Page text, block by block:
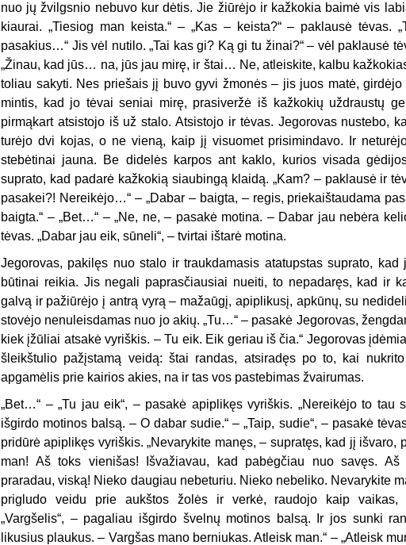
nuo jų žvilgsnio nebuvo kur dėtis. Jie žiūrėjo ir kažkokia baimė vis
kiaurai. „Tiesiog man keista.“ – „Kas – keista?“ – paklausė
pasakius…“ Jis vėl nutilo. „Tai kas gi? Ką gi tu žinai?“ – vėl paklausė
„Žinau, kad jūs… na, jūs jau mirę, ir štai… Ne, atleiskite, kalbu
toliau sakyti. Nes priešais jį buvo gyvi žmonės – jis juos matė,
mintis, kad jo tėvai seniai mirę, prasiveržė iš kažkokių uždraustų
pirmąkart atsistojo iš už stalo. Atsistojo ir tėvas. Jegorovas nustebo,
turėjo dvi kojas, o ne vieną, kaip jį visuomet prisimindavo. Ir
stebėtinai jauna. Be didelės karpos ant kaklo, kurios visada
suprato, kad padarė kažkokią siaubingą klaidą. „Kam? – paklausė ir
pasakei?! Nereikėjo…“ – „Dabar – baigta, – regis, priekaištaudama
baigta.“ – „Bet…“ – „Ne, ne, – pasakė motina. – Dabar jau nebėra
tėvas. „Dabar jau eik, sūneli“, – tvirtai ištarė motina.
Jegorovas, pakilęs nuo stalo ir traukdamasis atatupstas suprato,
būtinai reikia. Jis negali paprasčiausiai nueiti, to nepadaręs, kad ir
galvą ir pažiūrėjo į antrą vyrą – mažaūgį, apiplikusį, apkūnų, su
stovėjo nenuleisdamas nuo jo akių. „Tu…“ – pasakė Jegorovas,
kiek įžūliai atsakė vyriškis. – Tu eik. Eik geriau iš čia.“ Jegorovas
šleikštulio pažįstamą veidą: štai randas, atsiradęs po to, kai
apgamėlis prie kairios akies, na ir tas vos pastebimas žvairumas.
„Bet…“ – „Tu jau eik“, – pasakė apiplikęs vyriškis. „Nereikėjo to tau
išgirdo motinos balsą. – O dabar sudie.“ – „Taip, sudie“, – pasakė
pridūrė apiplikęs vyriškis. „Nevarykite manęs, – supratęs, kad jį išvaro,
man! Aš toks vienišas! Išvažiavau, kad pabėgčiau nuo savęs. Aš
praradau, viską! Nieko daugiau nebeturiu. Nieko nebeliko. Nevarykite
prigludo veidu prie aukštos žolės ir verkė, raudojo kaip vaikas,
„Vargšelis“, – pagaliau išgirdo švelnų motinos balsą. Ir jos sunki
likusius plaukus. – Vargšas mano berniukas. Atleisk man.“ – „Atleisk